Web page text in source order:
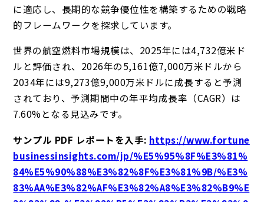
に適応し、長期的な競争優位性を構築するための戦略
的フレームワークを探求しています。
世界の航空燃料市場規模は、2025年には4,732億米ド
ルと評価され、2026年の5,161億7,000万米ドルから
2034年には9,273億9,000万米ドルに成長すると予測
されており、予測期間中の年平均成長率（CAGR）は
7.60%となる見込みです。
サンプル PDF レポートを入手: https://www.fortune
businessinsights.com/jp/%E5%95%8F%E3%81%
84%E5%90%88%E3%82%8F%E3%81%9B/%E3%
83%AA%E3%82%AF%E3%82%A8%E3%82%B9%E